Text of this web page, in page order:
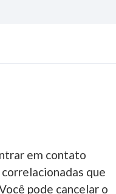
em contato
que
pode cancelar o